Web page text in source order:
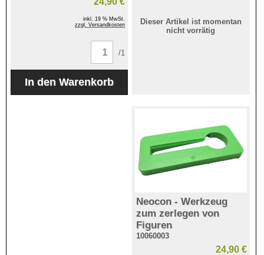
inkl. 19 % MwSt.
zzgl. Versandkosten
/1
Dieser Artikel ist momentan
nicht vorrätig
Neocon - Werkzeug
zum zerlegen von
Figuren
10060003
24,90 €